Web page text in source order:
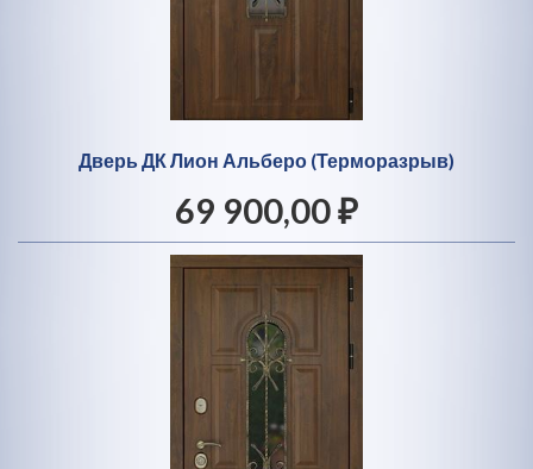
Дверь ДК Лион Альберо (Терморазрыв)
69 900,00 ₽